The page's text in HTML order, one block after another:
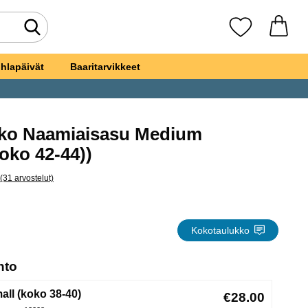
Tee haku Suosikkini
Baaritarvikkeet
Naamiaisasu Medium
42-44))
kaikki arvostelut
(31 arvostelut)
Kokotaulukko
(koko 38-40) €28.00